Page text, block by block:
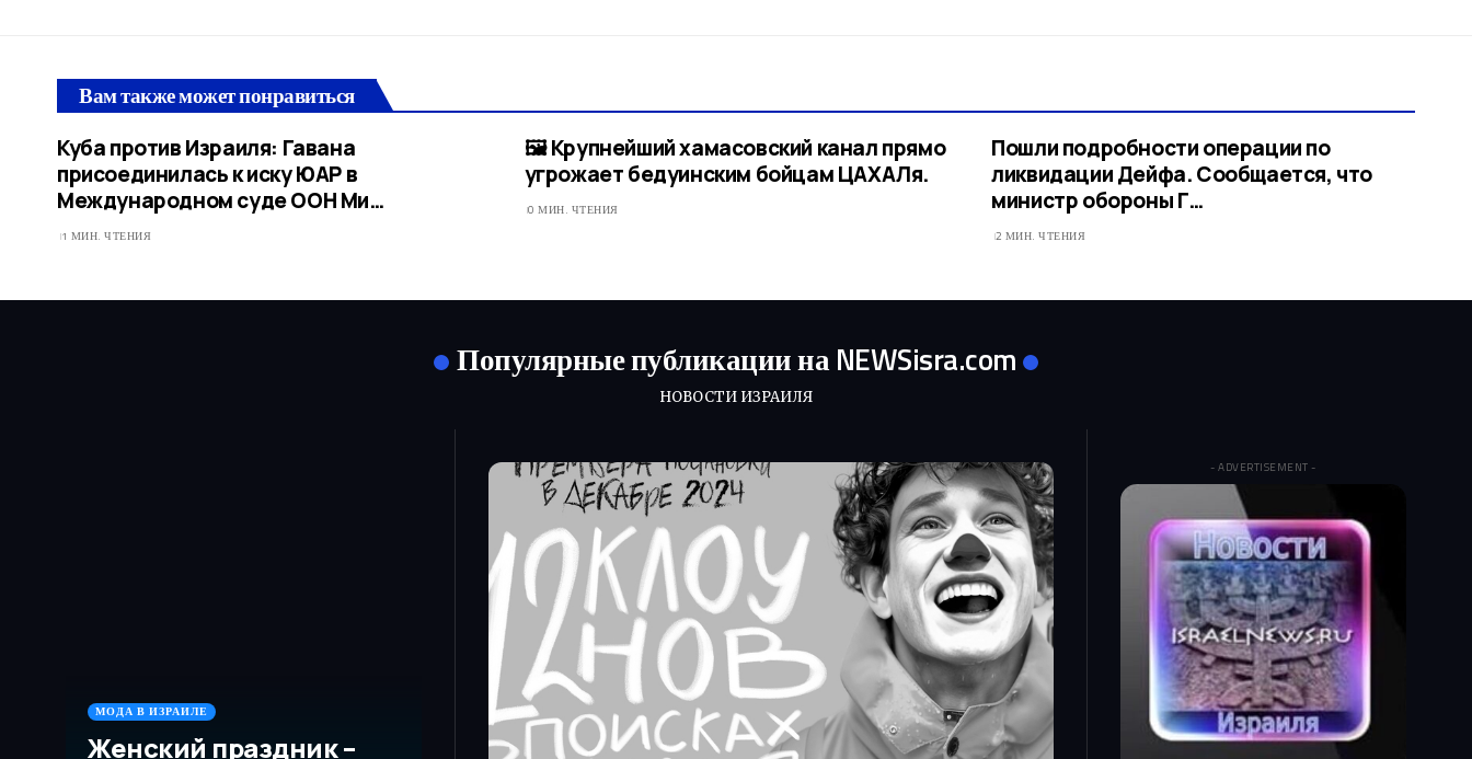
Вам также может понравиться
Куба против Израиля: Гавана
присоединилась к иску ЮАР в
Международном суде ООН Ми…
1 МИН. ЧТЕНИЯ
🖼 Крупнейший хамасовский канал прямо
угрожает бедуинским бойцам ЦАХАЛя.
0 МИН. ЧТЕНИЯ
Пошли подробности операции по
ликвидации Дейфа. Сообщается, что
министр обороны Г…
2 МИН. ЧТЕНИЯ
Популярные публикации на NEWSisra.com
НОВОСТИ ИЗРАИЛЯ
МОДА В ИЗРАИЛЕ
Женский праздник –
- ADVERTISEMENT -